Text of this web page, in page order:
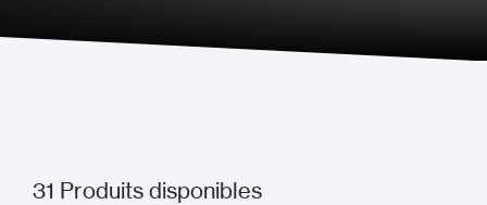
31 Produits disponibles